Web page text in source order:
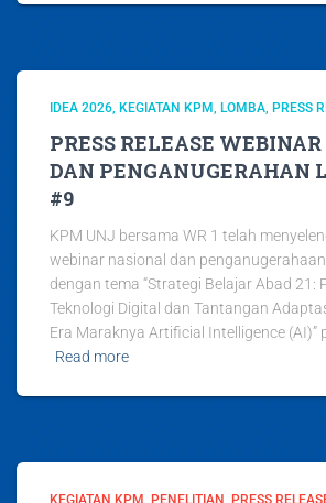
IDEA 2026 KEGIATAN KPM LOMBA PRESS
PRESS RELEASE
DAN PENGANUGERAHAN
#9
KPM UNJ bersama WR 1 telah
webinar nasional dan penganugerahaan
dengan tema “Strategi Belajar Abad 21:
Teknologi Digital dan Tantangan
Era Maraknya Artificial Intelligence (AI)”
Read more
KEGIATAN KPM PENELITIAN PRESS